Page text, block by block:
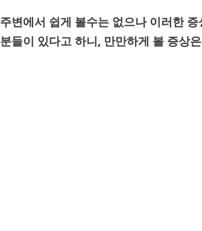
주변에서 쉽게 볼수는 없으나 이러한
분들이 있다고 하니, 만만하게 볼 증상